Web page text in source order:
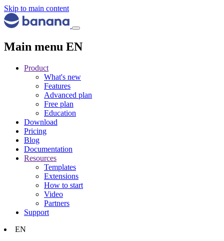
Skip to main content
Main menu EN
Product
What's new
Features
Advanced plan
Free plan
Education
Download
Pricing
Blog
Documentation
Resources
Templates
Extensions
How to start
Video
Partners
Support
EN